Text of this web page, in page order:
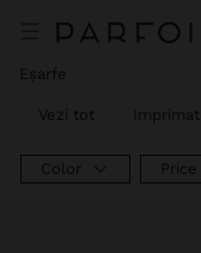
Eșarfe
Vezi tot Imprimat
Color Price